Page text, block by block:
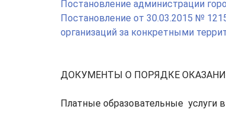
Постановление администрации
Постановление от 30.03.2015 №
организаций за конкретными
ДОКУМЕНТЫ О ПОРЯДКЕ
Платные образовательные услуги